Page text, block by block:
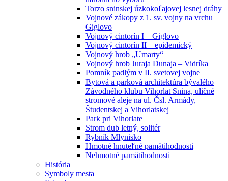
Torzo sninskej úzkokoľajovej lesnej dráhy
Vojnové zákopy z 1. sv. vojny na vrchu
Giglovo
Vojnový cintorín I – Giglovo
Vojnový cintorín II – epidemický
Vojnový hrob „Umarty“
Vojnový hrob Juraja Dunaja – Vidríka
Pomník padlým v II. svetovej vojne
Bytová a parková architektúra bývalého
Závodného klubu Vihorlat Snina, uličné
stromové aleje na ul. Čsl. Armády,
Študentskej a Vihorlatskej
Park pri Vihorlate
Strom dub letný, solitér
Rybník Mlynisko
Hmotné hnuteľné pamätihodnosti
Nehmotné pamätihodnosti
História
Symboly mesta